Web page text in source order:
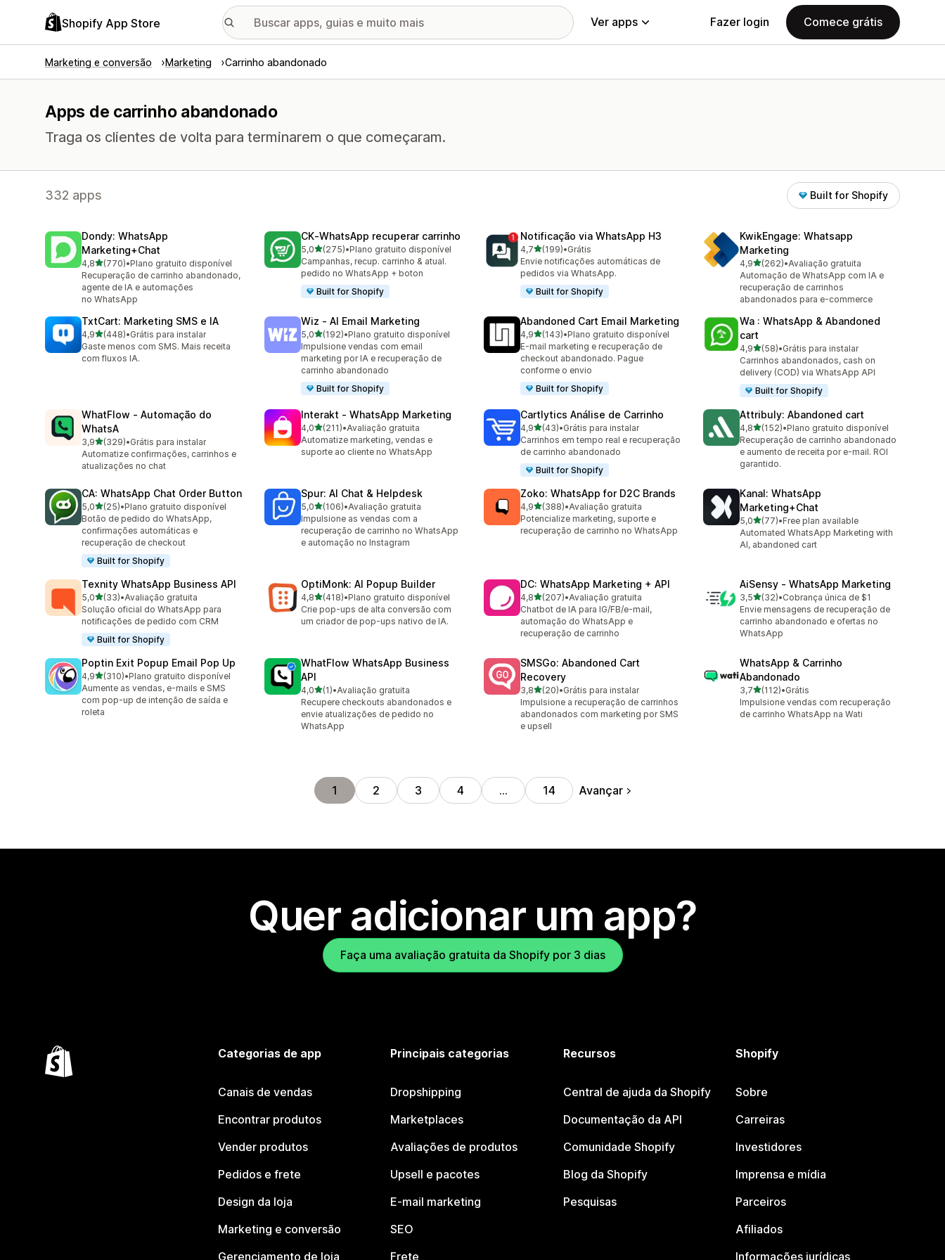
Shopify App Store Ver apps Fazer login Comece grátis
Marketing e conversão Marketing Carrinho abandonado
Apps de carrinho abandonado
Traga os clientes de volta para terminarem o que começaram.
332 apps Built for Shopify
Dondy: WhatsApp
Marketing+Chat
4,8de 5 estrelas
(770)
770 avaliações ao todo
•Plano gratuito disponível
Recuperação de carrinho abandonado,
agente de IA e automações
no WhatsApp
CK‑WhatsApp recuperar carrinho
5,0de 5 estrelas
(275)
275 avaliações ao todo
•Plano gratuito disponível
Campanhas, recup. carrinho & atual.
pedido no WhatsApp + boton
Built for Shopify
Notificação via WhatsApp H3
4,7de 5 estrelas
(199)
199 avaliações ao todo
•Grátis
Envie notificações automáticas de
pedidos via WhatsApp.
Built for Shopify
KwikEngage: Whatsapp
Marketing
4,9de 5 estrelas
(262)
262 avaliações ao todo
•Avaliação gratuita
Automação de WhatsApp com IA e
recuperação de carrinhos
abandonados para e-commerce
TxtCart: Marketing SMS e IA
4,9de 5 estrelas
(448)
448 avaliações ao todo
•Grátis para instalar
Gaste menos com SMS. Mais receita
com fluxos IA.
Wiz ‑ AI Email Marketing
5,0de 5 estrelas
(192)
192 avaliações ao todo
•Plano gratuito disponível
Impulsione vendas com email
marketing por IA e recuperação de
carrinho abandonado
Built for Shopify
Abandoned Cart Email Marketing
4,9de 5 estrelas
(143)
143 avaliações ao todo
•Plano gratuito disponível
E-mail marketing e recuperação de
checkout abandonado. Pague
conforme o envio
Built for Shopify
Wa : WhatsApp & Abandoned
cart
4,9de 5 estrelas
(58)
58 avaliações ao todo
•Grátis para instalar
Carrinhos abandonados, cash on
delivery (COD) via WhatsApp API
Built for Shopify
WhatFlow ‑ Automação do
WhatsA
3,9de 5 estrelas
(329)
329 avaliações ao todo
•Grátis para instalar
Automatize confirmações, carrinhos e
atualizações no chat
Interakt ‑ WhatsApp Marketing
4,0de 5 estrelas
(211)
211 avaliações ao todo
•Avaliação gratuita
Automatize marketing, vendas e
suporte ao cliente no WhatsApp
Cartlytics Análise de Carrinho
4,9de 5 estrelas
(43)
43 avaliações ao todo
•Grátis para instalar
Carrinhos em tempo real e recuperação
de carrinho abandonado
Built for Shopify
Attribuly: Abandoned cart
4,8de 5 estrelas
(152)
152 avaliações ao todo
•Plano gratuito disponível
Recuperação de carrinho abandonado
e aumento de receita por e-mail. ROI
garantido.
CA: WhatsApp Chat Order Button
5,0de 5 estrelas
(25)
25 avaliações ao todo
•Plano gratuito disponível
Botão de pedido do WhatsApp,
confirmações automáticas e
recuperação de checkout
Built for Shopify
Spur: AI Chat & Helpdesk
5,0de 5 estrelas
(106)
106 avaliações ao todo
•Avaliação gratuita
Impulsione as vendas com a
recuperação de carrinho no WhatsApp
e automação no Instagram
Zoko: WhatsApp for D2C Brands
4,9de 5 estrelas
(388)
388 avaliações ao todo
•Avaliação gratuita
Potencialize marketing, suporte e
recuperação de carrinho no WhatsApp
Kanal: WhatsApp
Marketing+Chat
5,0de 5 estrelas
(77)
77 avaliações ao todo
•Free plan available
Automated WhatsApp Marketing with
AI, abandoned cart
Texnity WhatsApp Business API
5,0de 5 estrelas
(33)
33 avaliações ao todo
•Avaliação gratuita
Solução oficial do WhatsApp para
notificações de pedido com CRM
Built for Shopify
OptiMonk: AI Popup Builder
4,8de 5 estrelas
(418)
418 avaliações ao todo
•Plano gratuito disponível
Crie pop-ups de alta conversão com
um criador de pop-ups nativo de IA.
DC: WhatsApp Marketing + API
4,8de 5 estrelas
(207)
207 avaliações ao todo
•Avaliação gratuita
Chatbot de IA para IG/FB/e-mail,
automação do WhatsApp e
recuperação de carrinho
AiSensy ‑ WhatsApp Marketing
3,5de 5 estrelas
(32)
32 avaliações ao todo
•Cobrança única de $1
Envie mensagens de recuperação de
carrinho abandonado e ofertas no
WhatsApp
Poptin Exit Popup Email Pop Up
4,9de 5 estrelas
(310)
310 avaliações ao todo
•Plano gratuito disponível
Aumente as vendas, e-mails e SMS
com pop-up de intenção de saída e
roleta
WhatFlow WhatsApp Business
API
4,0de 5 estrelas
(1)
1 avaliações ao todo
•Avaliação gratuita
Recupere checkouts abandonados e
envie atualizações de pedido no
WhatsApp
SMSGo: Abandoned Cart
Recovery
3,8de 5 estrelas
(20)
20 avaliações ao todo
•Grátis para instalar
Impulsione a recuperação de carrinhos
abandonados com marketing por SMS
e upsell
WhatsApp & Carrinho
Abandonado
3,7de 5 estrelas
(112)
112 avaliações ao todo
•Grátis
Impulsione vendas com recuperação
de carrinho WhatsApp na Wati
1 2 3 4 … 14 Avançar
Quer adicionar um app?
Faça uma avaliação gratuita da Shopify por 3 dias
Categorias de app
Canais de vendas
Encontrar produtos
Vender produtos
Pedidos e frete
Design da loja
Marketing e conversão
Gerenciamento de loja
Principais categorias
Dropshipping
Marketplaces
Avaliações de produtos
Upsell e pacotes
E-mail marketing
SEO
Frete
Recursos
Central de ajuda da Shopify
Documentação da API
Comunidade Shopify
Blog da Shopify
Pesquisas
Shopify
Sobre
Carreiras
Investidores
Imprensa e mídia
Parceiros
Afiliados
Informações jurídicas